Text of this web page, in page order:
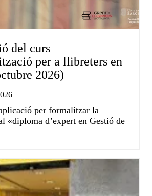
del curs
per a llibreters en
2026)
per formalitzar la
«diploma d’expert en Gestió de